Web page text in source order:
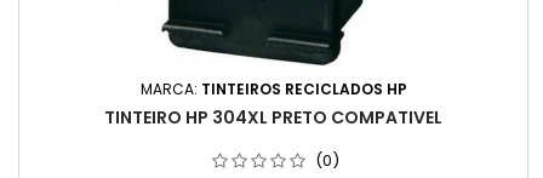
MARCA: TINTEIROS RECICLADOS HP
TINTEIRO HP 304XL PRETO COMPATIVEL
(0)